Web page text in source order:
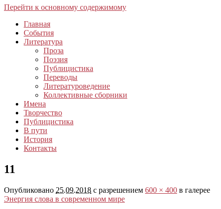
Перейти к основному содержимому
Главная
События
Литература
Проза
Поэзия
Публицистика
Переводы
Литературоведение
Коллективные сборники
Имена
Творчество
Публицистика
В пути
История
Контакты
11
Опубликовано 25.09.2018 с разрешением 600 × 400 в галерее
Энергия слова в современном мире